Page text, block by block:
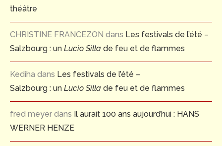
théâtre
CHRISTINE FRANCEZON dans Les festivals de l’été –
Salzbourg : un Lucio Silla de feu et de flammes
Kediha dans Les festivals de l’été –
Salzbourg : un Lucio Silla de feu et de flammes
fred meyer dans Il aurait 100 ans aujourd’hui : HANS
WERNER HENZE